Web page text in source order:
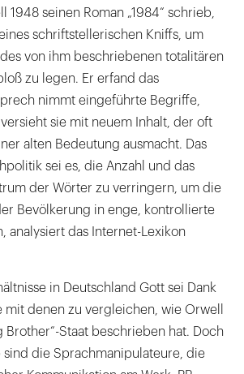
1948 seinen Roman „1984“ schrieb,
schriftstellerischen Kniffs, um
von ihm beschriebenen totalitären
zu legen. Er erfand das
nimmt eingeführte Begriffe,
sie mit neuem Inhalt, der oft
alten Bedeutung ausmacht. Das
sei es, die Anzahl und das
der Wörter zu verringern, um die
Bevölkerung in enge, kontrollierte
analysiert das Internet-Lexikon
in Deutschland Gott sei Dank
mit denen zu vergleichen, wie Orwell
Brother“-Staat beschrieben hat. Doch
sind die Sprachmanipulateure, die